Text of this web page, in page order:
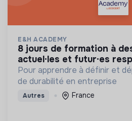
E&H ACADEMY
8 jours de formation à destination des
actuel·les et futur·es
Pour apprendre à définir et
de durabilité en entreprise
Autres France